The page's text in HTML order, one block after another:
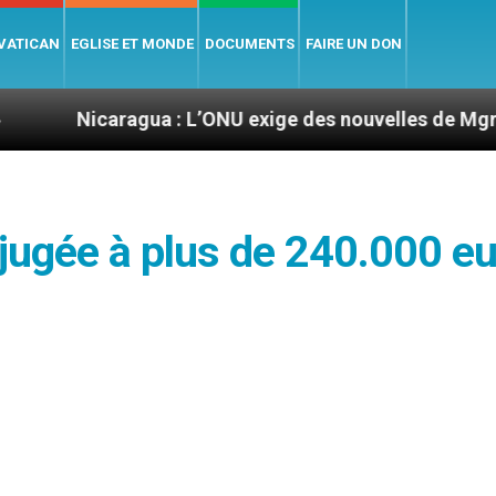
EGLISE ET MONDE DOCUMENTS FAIRE UN DON
: L’ONU exige des nouvelles de Mgr Mata
à plus de 240.000